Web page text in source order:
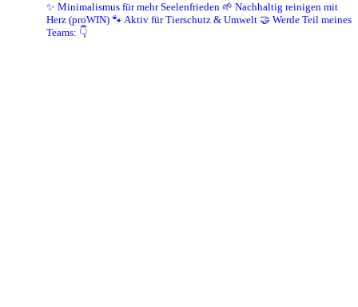
✨ Minimalismus für mehr Seelenfrieden 🌱 Nachhaltig reinigen mit
Herz (proWIN) 🐾 Aktiv für Tierschutz & Umwelt 🤝 Werde Teil meines
Teams: 👇